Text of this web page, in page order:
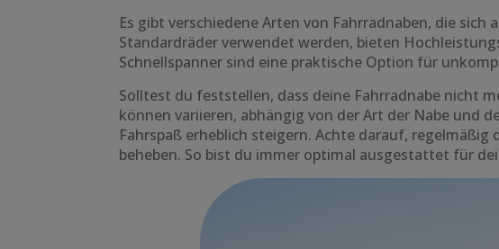
Es gibt verschiedene Arten von Fahrradnaben, die
Standardräder verwendet werden, bieten
Schnellspanner sind eine praktische Option für
Solltest du feststellen, dass deine Fahrradnabe nicht
können variieren, abhängig von der Art der Nabe und
Fahrspaß erheblich steigern. Achte darauf,
beheben. So bist du immer optimal ausgestattet für